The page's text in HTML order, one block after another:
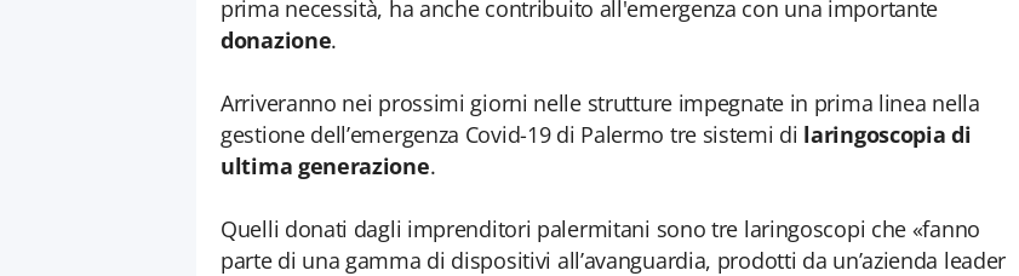
prima necessità, ha anche contribuito all'emergenza con una importante
donazione.
Arriveranno nei prossimi giorni nelle strutture impegnate in prima linea nella
gestione dell’emergenza Covid-19 di Palermo tre sistemi di laringoscopia di
ultima generazione.
Quelli donati dagli imprenditori palermitani sono tre laringoscopi che «fanno
parte di una gamma di dispositivi all’avanguardia, prodotti da un’azienda leader